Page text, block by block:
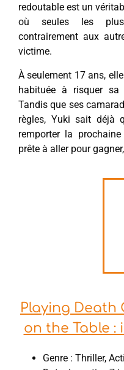
redoutable est un
où seules les
contrairement aux
victime.
À seulement 17 ans,
habituée à risquer
Tandis que ses
règles, Yuki sait déjà
remporter la
prête à aller pour
Playing Death
on the Table :
Genre : Thriller,